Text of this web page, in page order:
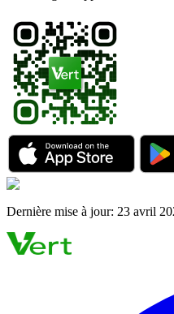
Dernière mise à jour: 23 avril